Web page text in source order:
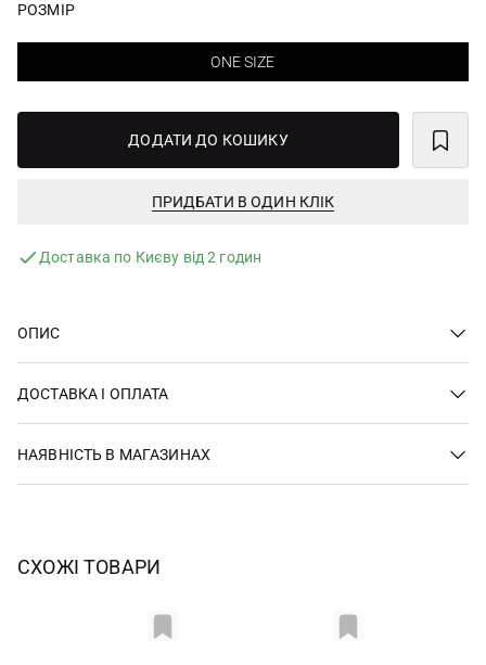
РОЗМІР
ONE SIZE
ДОДАТИ ДО КОШИКУ
ПРИДБАТИ В ОДИН КЛІК
Доставка по Києву від 2 годин
ОПИС
ДОСТАВКА І ОПЛАТА
НАЯВНІСТЬ В МАГАЗИНАХ
СХОЖІ ТОВАРИ